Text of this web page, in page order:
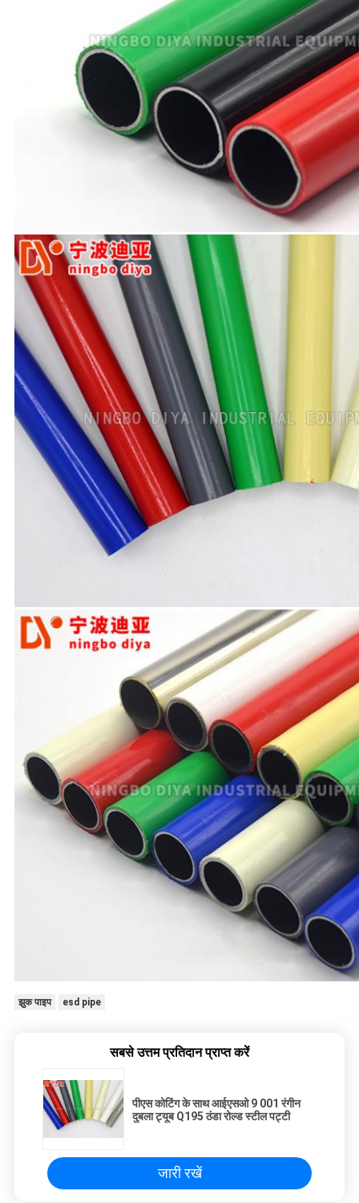
झुक पाइप esd pipe
सबसे उत्तम प्रतिदान प्राप्त करें
पीएस कोटिंग के साथ आईएसओ 9 001 रंगीन
दुबला ट्यूब Q195 ठंडा रोल्ड स्टील पट्टी
जारी रखें